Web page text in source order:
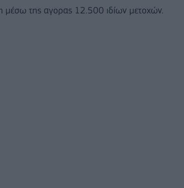
μέσω της αγορας 12.500 ιδίων μετοχών.